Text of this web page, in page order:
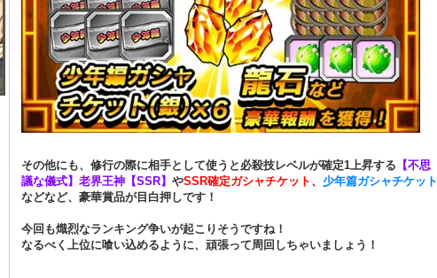
その他にも、修行の際に相手として使うと必殺技レベルが確定1上昇する 【不思
議な儀式】老界王神【SSR】 やSSR確定ガシャチケット 、 少年篇ガシャチケット
などなど、豪華賞品が目白押しです！
今回も熾烈なランキング争いが起こりそうですね！
なるべく上位に喰い込めるように、頑張って周回しちゃいましょう！